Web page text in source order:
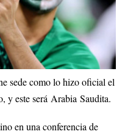
sede como lo hizo oficial el
y este será Arabia Saudita.
en una conferencia de